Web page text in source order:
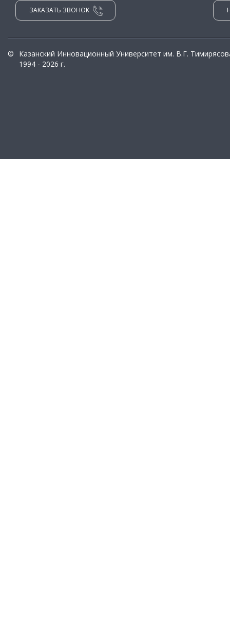
ЗАКАЗАТЬ ЗВОНОК
©
Казанский Инновационный Университет им. В.Г.
1994 - 2026 г.